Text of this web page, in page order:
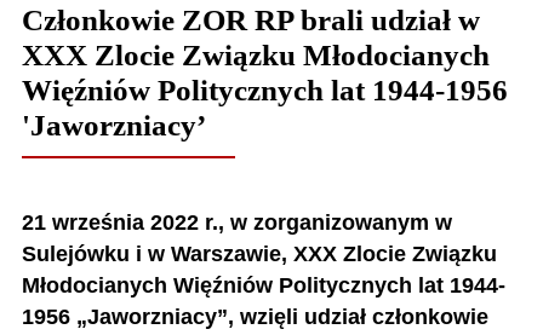
Członkowie ZOR RP brali udział w
XXX Zlocie Związku Młodocianych
Więźniów Politycznych lat 1944-1956
'Jaworzniacy’
21 września 2022 r., w zorganizowanym w
Sulejówku i w Warszawie, XXX Zlocie Związku
Młodocianych Więźniów Politycznych lat 1944-
1956 „Jaworzniacy”, wzięli udział członkowie